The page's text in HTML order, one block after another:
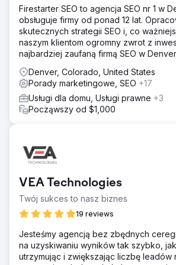
Firestarter SEO to agencja SEO nr 1 w
obsługuje firmy od ponad 12 lat.
skutecznych strategii SEO i, co
naszym klientom ogromny zwrot z
najbardziej zaufaną firmą SEO w
Denver, Colorado, United States
Porady marketingowe, SEO +17
Usługi dla domu, Usługi prawne +3
Począwszy od $1,000
VEA Technologies
Twój sukces to nasz biznes
19 reviews
Jesteśmy agencją bez zbędnych
na uzyskiwaniu wyników tak szybko,
utrzymując i zwiększając liczbę leadów